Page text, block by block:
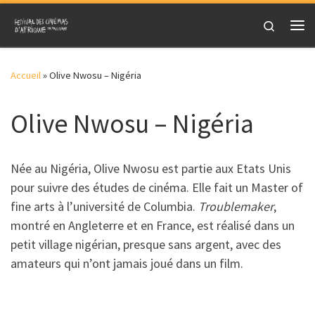
Skip to content
Search
Accueil»Olive Nwosu – Nigéria
Olive Nwosu – Nigéria
Née au Nigéria, Olive Nwosu est partie aux Etats Unis
pour suivre des études de cinéma. Elle fait un Master of
fine arts à l’université de Columbia. Troublemaker,
montré en Angleterre et en France, est réalisé dans un
petit village nigérian, presque sans argent, avec des
amateurs qui n’ont jamais joué dans un film.